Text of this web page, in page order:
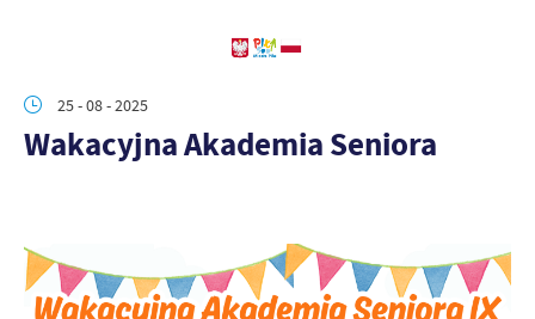
25 - 08 - 2025
Wakacyjna Akademia Seniora